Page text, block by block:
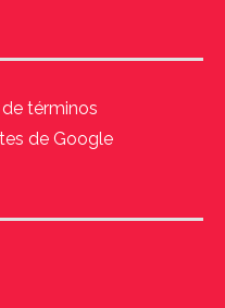
términos
de Google